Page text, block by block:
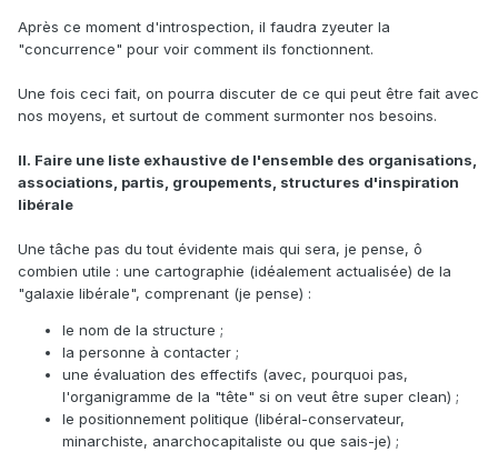
Après ce moment d'introspection, il faudra zyeuter la
"concurrence" pour voir comment ils fonctionnent.
Une fois ceci fait, on pourra discuter de ce qui peut être fait avec
nos moyens, et surtout de comment surmonter nos besoins.
II. Faire une liste exhaustive de l'ensemble des organisations,
associations, partis, groupements, structures d'inspiration
libérale
Une tâche pas du tout évidente mais qui sera, je pense, ô
combien utile : une cartographie (idéalement actualisée) de la
"galaxie libérale", comprenant (je pense) :
le nom de la structure ;
la personne à contacter ;
une évaluation des effectifs (avec, pourquoi pas,
l'organigramme de la "tête" si on veut être super clean) ;
le positionnement politique (libéral-conservateur,
minarchiste, anarchocapitaliste ou que sais-je) ;